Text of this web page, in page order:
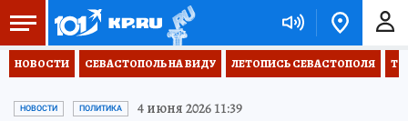
НОВОСТИ СЕВАСТОПОЛЬ НА ВИДУ ЛЕТОПИСЬ СЕВАСТОПОЛЯ
НОВОСТИ ПОЛИТИКА 4 июня 2026 11:39